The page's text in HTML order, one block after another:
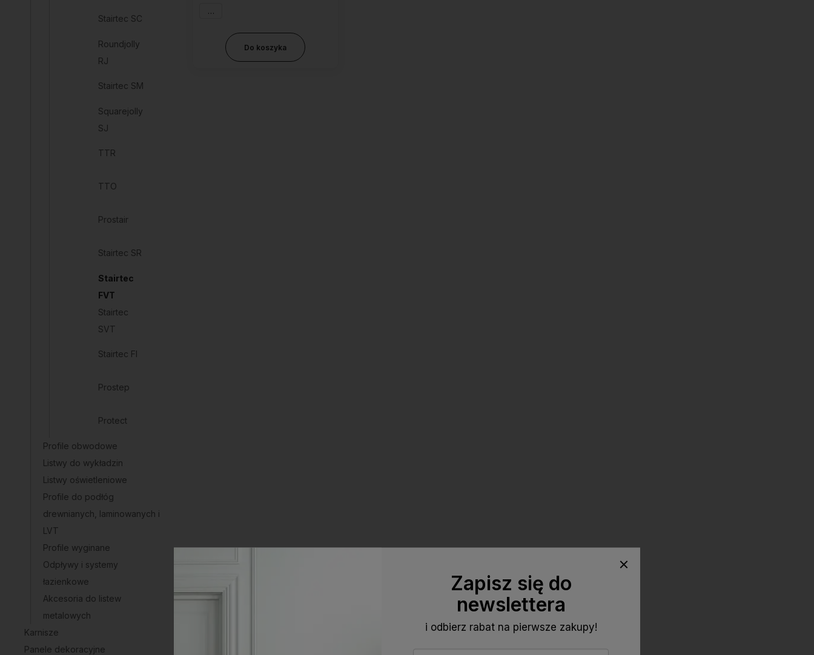
Stairtec SC
Roundjolly
RJ
Stairtec SM
Squarejolly
SJ
TTR
TTO
Prostair
Stairtec SR
Stairtec
FVT
Stairtec
SVT
Stairtec FI
Prostep
Protect
Profile obwodowe
Listwy do wykładzin
Listwy oświetleniowe
Profile do podłóg
drewnianych, laminowanych i
LVT
Profile wyginane
Odpływy i systemy
łazienkowe
Akcesoria do listew
metalowych
Karnisze
Panele dekoracyjne
3 mm
Do koszyka
Zapisz się do
newslettera
i odbierz rabat na pierwsze zakupy!